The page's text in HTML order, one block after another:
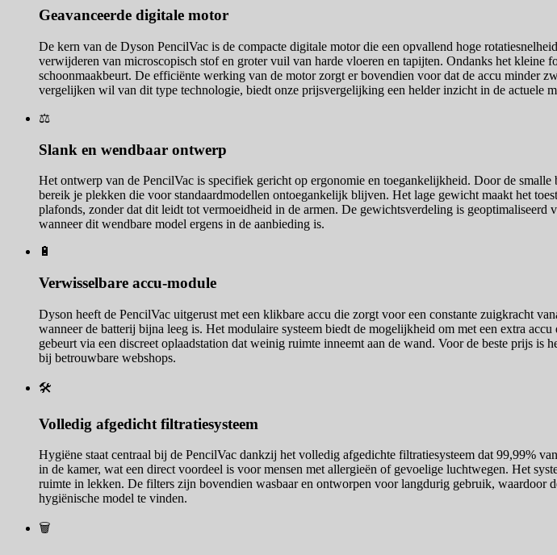
Geavanceerde digitale motor
De kern van de Dyson PencilVac is de compacte digitale motor die een opvallend hoge
verwijderen van microscopisch stof en groter vuil van harde vloeren en tapijten. Ondanks het kleine
schoonmaakbeurt. De efficiënte werking van de motor zorgt er bovendien voor dat de accu minder
vergelijken wil van dit type technologie, biedt onze prijsvergelijking een helder inzicht in de actuele
⚖️
Slank en wendbaar ontwerp
Het ontwerp van de PencilVac is specifiek gericht op ergonomie en toegankelijkheid. Door de
bereik je plekken die voor standaardmodellen ontoegankelijk blijven. Het lage gewicht maakt het
plafonds, zonder dat dit leidt tot vermoeidheid in de armen. De gewichtsverdeling is
wanneer dit wendbare model ergens in de aanbieding is.
🔋
Verwisselbare accu-module
Dyson heeft de PencilVac uitgerust met een klikbare accu die zorgt voor een constante zuigkracht
wanneer de batterij bijna leeg is. Het modulaire systeem biedt de mogelijkheid om met een extra
gebeurt via een discreet oplaadstation dat weinig ruimte inneemt aan de wand. Voor de beste prijs
bij betrouwbare webshops.
🛠️
Volledig afgedicht filtratiesysteem
Hygiëne staat centraal bij de PencilVac dankzij het volledig afgedichte filtratiesysteem dat 99,99%
in de kamer, wat een direct voordeel is voor mensen met allergieën of gevoelige luchtwegen. Het
ruimte in lekken. De filters zijn bovendien wasbaar en ontworpen voor langdurig gebruik,
hygiënische model te vinden.
🗑️